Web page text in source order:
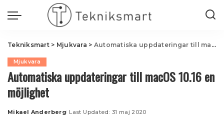
Tekniksmart> Mjukvara > Automatiska uppdateringar till macOS 10.16 en möjlighet
Mjukvara
Automatiska uppdateringar till macOS 10.16 en
möjlighet
Posted
Mikael Anderberg Last Updated: 31 maj 2020